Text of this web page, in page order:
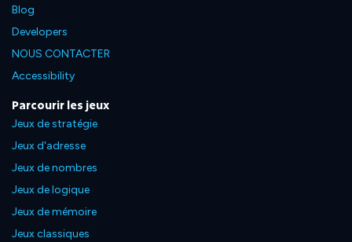
Blog
Developers
NOUS CONTACTER
Accessibility
Parcourir les jeux
Jeux de stratégie
Jeux d'adresse
Jeux de nombres
Jeux de logique
Jeux de mémoire
Jeux classiques